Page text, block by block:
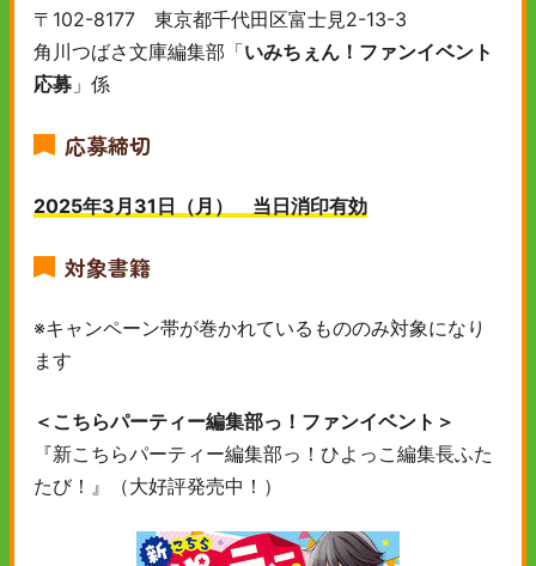
〒102-8177 東京都千代田区富士見2-13-3
角川つばさ文庫編集部「いみちぇん！ファンイベント
応募 」係
応募締切
2025年3月31日（月） 当日消印有効
対象書籍
※キャンペーン帯が巻かれているもののみ対象になり
ます
＜こちらパーティー編集部っ！ファンイベント＞
『新こちらパーティー編集部っ！ひよっこ編集長ふた
たび！』（大好評発売中！）